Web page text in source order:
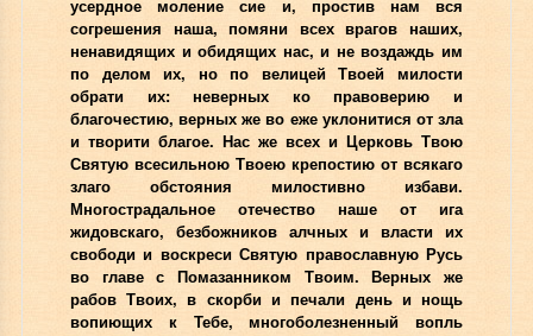
усердное моление сие и, простив нам вся
согрешения наша, помяни всех врагов наших,
ненавидящих и обидящих нас, и не воздаждь им
по делом их, но по велицей Твоей милости
обрати их: неверных ко правоверию и
благочестию, верных же во еже уклонитися от зла
и творити благое. Нас же всех и Церковь Твою
Святую всесильною Твоею крепостию от всякаго
злаго обстояния милостивно избави.
Многострадальное отечество наше от ига
жидовскаго, безбожников алчных и власти их
свободи и воскреси Святую православную Русь
во главе с Помазанником Твоим. Верных же
рабов Твоих, в скорби и печали день и нощь
вопиющих к Тебе, многоболезненный вопль